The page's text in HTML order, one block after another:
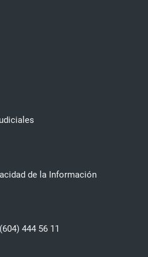
de la Información
444 56 11